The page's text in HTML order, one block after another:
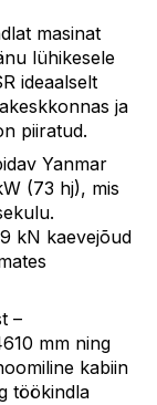
masinat
lühikesele
ideaalselt
ja
piiratud.
Yanmar
(73 hj), mis
kN kaevejõud
–
mm ning
kabiin
töökindla